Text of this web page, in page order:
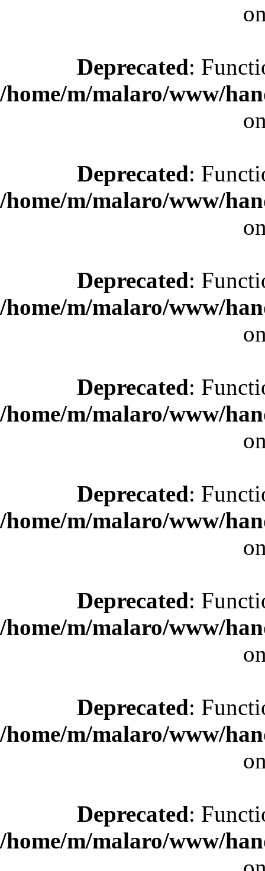
Deprecated:
/home/m/malaro/www/
Deprecated:
/home/m/malaro/www/
Deprecated:
/home/m/malaro/www/
Deprecated:
/home/m/malaro/www/
Deprecated:
/home/m/malaro/www/
Deprecated:
/home/m/malaro/www/
Deprecated:
/home/m/malaro/www/
Deprecated:
/home/m/malaro/www/